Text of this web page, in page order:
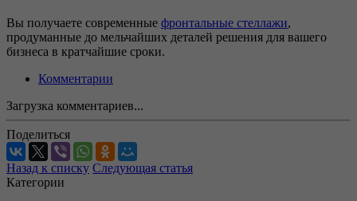
Вы получаете современные фронтальные стеллажи,
продуманные до мельчайших деталей решения для вашего
бизнеса в кратчайшие сроки.
Комментарии
Загрузка комментариев...
Поделиться
Назад к списку Следующая статья
Категории